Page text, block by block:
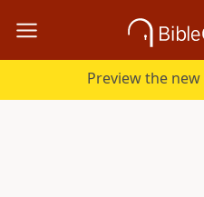
Preview the new